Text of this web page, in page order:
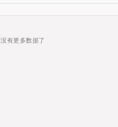
没有更多数据了